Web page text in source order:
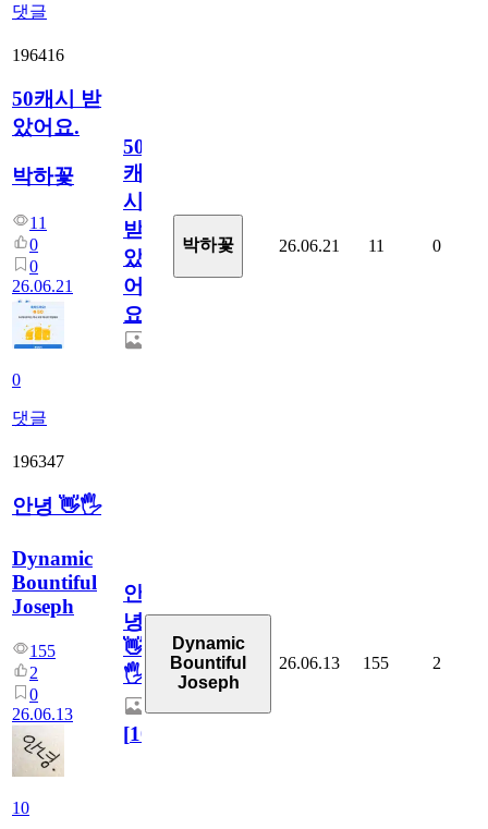
댓글
196416
50캐시 받
았어요.
박하꽃
11
0
0
26.06.21
0
댓글
50
캐
시
받
았
어
요.
박하꽃 26.06.21 11 0
196347
안녕 👋🖐
Dynamic
Bountiful
Joseph
155
2
0
26.06.13
10
안
녕
👋
🖐
[10
Dynamic
Bountiful
Joseph
26.06.13 155 2